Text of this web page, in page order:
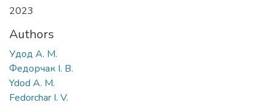
2023
Authors
Удод А. М.
Федорчак І. В.
Ydod A. M.
Fedorchar I. V.